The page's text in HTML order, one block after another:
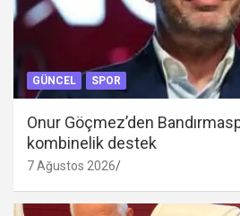
GÜNCEL SPOR
Onur Göçmez’den
kombinelik destek
7 Ağustos 2026